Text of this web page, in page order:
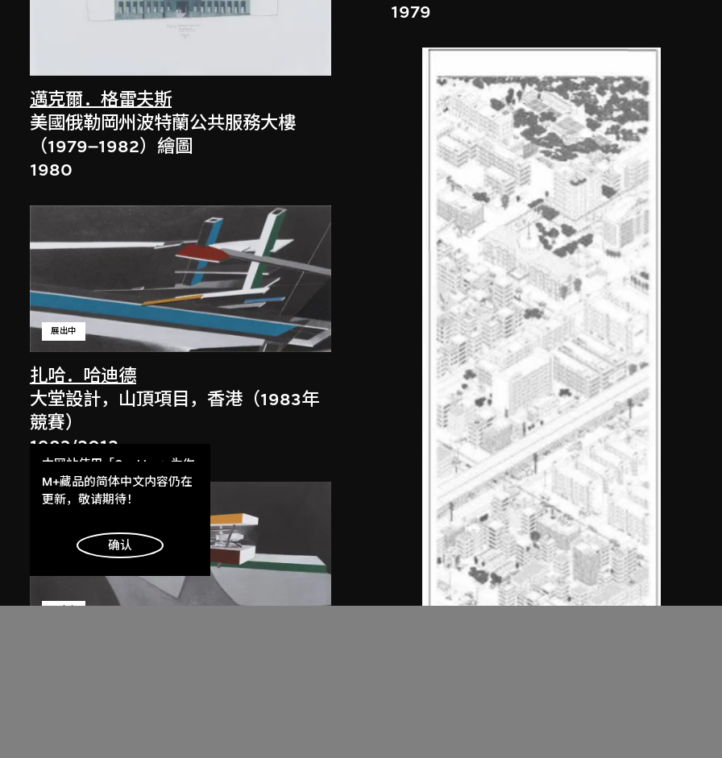
邁克爾．格雷夫斯
美國俄勒岡州波特蘭公共服務大樓
（1979–1982）繪圖
1980
扎哈．哈迪德
展出中
大堂設計，山頂項目，香港（1983年
競賽）
1983/2012
1979
本网站使用「Cookies」为你
提供最好的网站体验。
了解更多
明白
M+藏品的简体中文内容仍在
更新，敬请期待！
确认